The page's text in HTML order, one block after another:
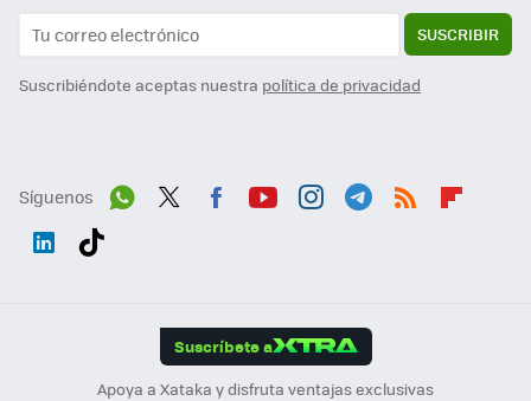
SUSCRIBIR
Suscribiéndote aceptas nuestra política de privacidad
Síguenos
Suscríbete a
Apoya a Xataka y disfruta ventajas exclusivas